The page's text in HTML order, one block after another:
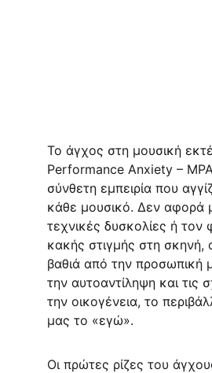
Το άγχος στη μουσική
Performance Anxiety –
σύνθετη εμπειρία που
κάθε μουσικό. Δεν αφορά
τεχνικές δυσκολίες ή τον
κακής στιγμής στη σκηνή,
βαθιά από την προσωπική
την αυτοαντίληψη και τις
την οικογένεια, το
μας το «εγώ».
Οι πρώτες ρίζες του